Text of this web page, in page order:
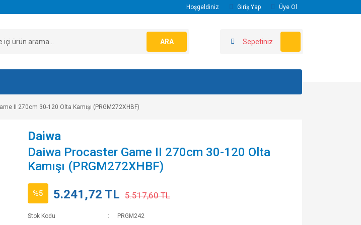
Hoşgeldiniz Giriş Yap Üye Ol
ARA Sepetiniz
II 270cm 30-120 Olta Kamışı (PRGM272XHBF)
Daiwa
Daiwa Procaster Game II 270cm 30-120 Olta
Kamışı (PRGM272XHBF)
%5 5.241,72 TL 5.517,60 TL
Stok Kodu
PRGM242